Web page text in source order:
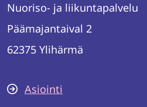
Nuoriso- ja liikuntapalvelu
Päämajantaival 2
62375 Ylihärmä
Asiointi